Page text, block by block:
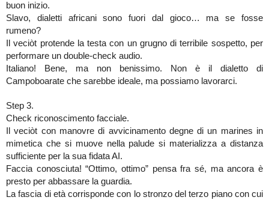
buon inizio.
Slavo, dialetti africani sono fuori dal gioco… ma se fosse
rumeno?
Il veciòt protende la testa con un grugno di terribile sospetto, per
performare un double-check audio.
Italiano! Bene, ma non benissimo. Non è il dialetto di
Campoboarate che sarebbe ideale, ma possiamo lavorarci.
Step 3.
Check riconoscimento facciale.
Il veciòt con manovre di avvicinamento degne di un marines in
mimetica che si muove nella palude si materializza a distanza
sufficiente per la sua fidata AI.
Faccia conosciuta! “Ottimo, ottimo” pensa fra sé, ma ancora è
presto per abbassare la guardia.
La fascia di età corrisponde con lo stronzo del terzo piano con cui